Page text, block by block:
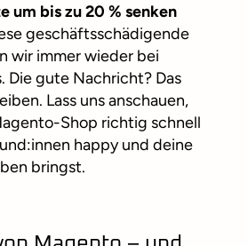
um bis zu 20 % senken
geschäftsschädigende
wir immer wieder bei
Die gute Nachricht? Das
Lass uns anschauen,
Shop richtig schnell
happy und deine
bringst.